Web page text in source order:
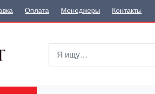
Оплата Менеджеры Контакты